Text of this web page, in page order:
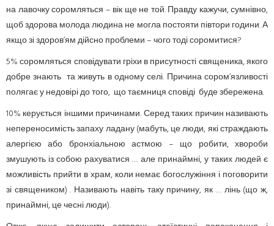
на лавочку соромляться – вік ще не той. Правду кажучи, сумнівно,
щоб здорова молода людина не могла постояти півтори години. А
якщо зі здоров’ям дійсно проблеми – чого тоді соромитися?
5% соромляться сповідувати гріхи в присутності священика, якого
добре знають та живуть в одному селі. Причина сором’язливості
полягає у недовірі до того, що таємниця сповіді буде збережена.
10% керується іншими причинами. Серед таких причин називають
непереносимість запаху ладану (мабуть, це люди, які страждають
алергією або бронхіальною астмою – що робити, хвороби
змушують із собою рахуватися … але принаймні, у таких людей є
можливість прийти в храм, коли немає богослужіння і поговорити
зі священиком) . Називають навіть таку причину, як … лінь (що ж,
принаймні, це чесні люди).